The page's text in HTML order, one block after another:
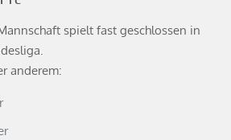
spielt fast geschlossen in
anderem: